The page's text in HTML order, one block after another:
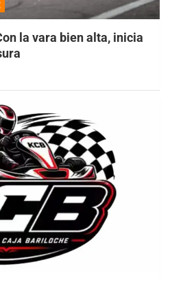
la vara bien alta, inicia